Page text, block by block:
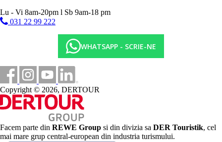
Activitati sportive contra cost
teren de tenis
Mic dejun (BB) – mic dejun tip bufet.
Demipensiune (DP) – mic dejun si cina tip bufet.
Bauturile la cina sunt contra cost.
All Inclusive (AI) – mic dejun, pranz si cina tip bufet.
Bauturile pentru pranz si cina sunt taxate.
4 restaurante: restaurant principal Symposium, restaurante
a la carte: Elia (bucatarie greceasca), Alati (mancaruri grill,
fructe de mare, peste), Asterias (fructe de mare)
Lu - Vi 8am-20pm l Sb 9am-18 pm
031 22 99 222
WHATSAPP - SCRIE-NE
Copyright © 2026, DERTOUR
Facem parte din REWE Group si din divizia sa DER Touristik, cel
mai mare grup central-european din industria turismului.